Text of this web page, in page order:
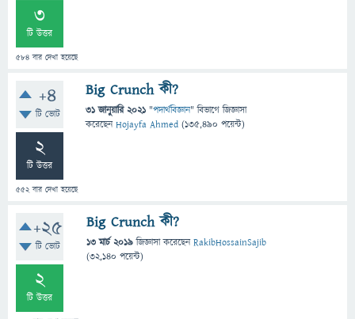
3
টি উত্তর
584 বার দেখা হয়েছে
+4
টি ভোট
2
টি উত্তর
552বার দেখা হয়েছে
Big Crunch কী?
31 জানুয়ারি 2021 "পদার্থবিজ্ঞান" বিভাগে জিজ্ঞাসা
করেছেনHojayfa Ahmed (135,490 পয়েন্ট)
+25
টি ভোট
2
টি উত্তর
Big Crunch কী?
13 মার্চ 2019 জিজ্ঞাসাকরেছেনRakibHossainSajib
(32,140 পয়েন্ট)